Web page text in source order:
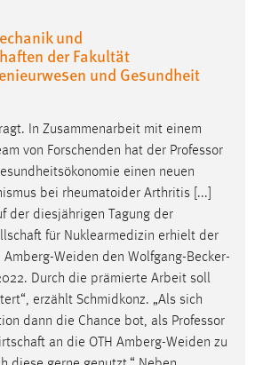
und
der Fakultät
und Gesundheit
In Zusammenarbeit mit einem
von Forschenden hat der Professor
einen neuen
bei rheumatoider Arthritis [...]
der diesjährigen Tagung der
für Nuklearmedizin erhielt der
Amberg-Weiden den Wolfgang-Becker-
Durch die prämierte Arbeit soll
erzählt Schmidkonz. „Als sich
dann die Chance bot, als Professor
an die OTH Amberg-Weiden zu